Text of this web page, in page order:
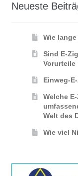
Neueste
Wie
Sind E-
Vorurteile
Einweg-
Welche
Welt des
Wie viel